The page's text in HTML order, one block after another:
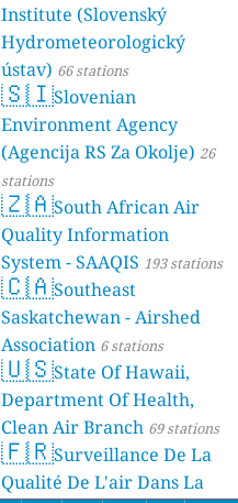
Institute (Slovenský
Hydrometeorologický
ústav) 66 stations
🇸🇮Slovenian
Environment Agency
(Agencija RS Za Okolje) 26
stations
🇿🇦South African Air
Quality Information
System - SAAQIS 193 stations
🇨🇦Southeast
Saskatchewan - Airshed
Association 6 stations
🇺🇸State Of Hawaii,
Department Of Health,
Clean Air Branch 69 stations
🇫🇷Surveillance De La
Qualité De L'air Dans La